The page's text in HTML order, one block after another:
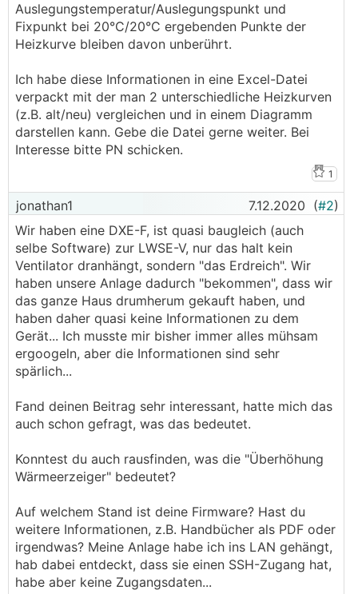
Auslegungstemperatur/Auslegungspunkt und
Fixpunkt bei 20°C/20°C ergebenden Punkte der
Heizkurve bleiben davon unberührt.
Ich habe diese Informationen in eine Excel-Datei
verpackt mit der man 2 unterschiedliche Heizkurven
(z.B. alt/neu) vergleichen und in einem Diagramm
darstellen kann. Gebe die Datei gerne weiter. Bei
Interesse bitte PN schicken.
1
jonathan1 7.12.2020 (#2)
Wir haben eine DXE-F, ist quasi baugleich (auch
selbe Software) zur LWSE-V, nur das halt kein
Ventilator dranhängt, sondern "das Erdreich". Wir
haben unsere Anlage dadurch "bekommen", dass wir
das ganze Haus drumherum gekauft haben, und
haben daher quasi keine Informationen zu dem
Gerät... Ich musste mir bisher immer alles mühsam
ergoogeln, aber die Informationen sind sehr
spärlich...
Fand deinen Beitrag sehr interessant, hatte mich das
auch schon gefragt, was das bedeutet.
Konntest du auch rausfinden, was die "Überhöhung
Wärmeerzeiger" bedeutet?
Auf welchem Stand ist deine Firmware? Hast du
weitere Informationen, z.B. Handbücher als PDF oder
irgendwas? Meine Anlage habe ich ins LAN gehängt,
hab dabei entdeckt, dass sie einen SSH-Zugang hat,
habe aber keine Zugangsdaten...